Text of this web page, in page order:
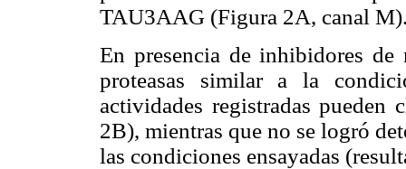
TAU3AAG (Figura 2A, canal
En presencia de inhibidores de
proteasas similar a la
actividades registradas pueden
2B), mientras que no se logró
las condiciones ensayadas